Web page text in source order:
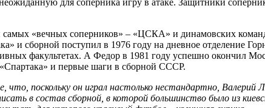
«вечных соперников» – «ЦСКА» и динамовских
и сборной поступил в 1976 году на дневное отделение
факультетах. А Федор в 1981 году успешно окончил
и первые шаги в сборной СССР.
поскольку он играл настолько нестандартно, Валерий
в состав сборной, в которой большинство было из